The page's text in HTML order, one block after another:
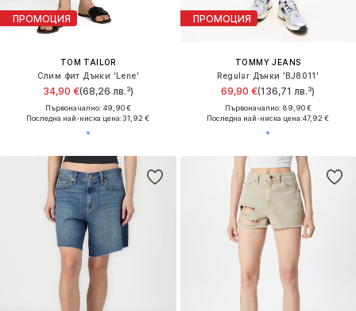
ПРОМОЦИЯ
TOM TAILOR
Слим фит Дънки 'Lene'
34,90 €(68,26 лв.³)
Първоначално: 49,90 €
Последна най-ниска цена:31,92 €
ПРОМОЦИЯ
TOMMY JEANS
Regular Дънки 'BJ8011'
69,90 €(136,71 лв.³)
Първоначално: 89,90 €
Последна най-ниска цена:47,92 €